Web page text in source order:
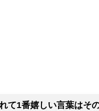
て1番嬉しい言葉はそ